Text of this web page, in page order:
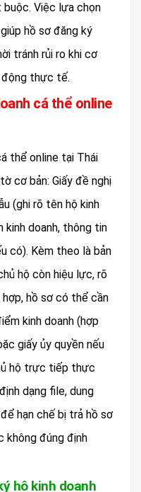
Việc lựa chọn
hồ sơ đăng ký
tránh rủi ro khi cơ
động thực tế.
cá thể online
thể online tại Thái
cơ bản: Giấy đề nghị
(ghi rõ tên hộ kinh
kinh doanh, thông tin
có). Kèm theo là bản
hộ còn hiệu lực, rõ
hồ sơ có thể cần
kinh doanh (hợp
giấy ủy quyền nếu
hộ trực tiếp thực
dạng file, dung
hạn chế bị trả hồ sơ
không đúng định
hộ kinh doanh